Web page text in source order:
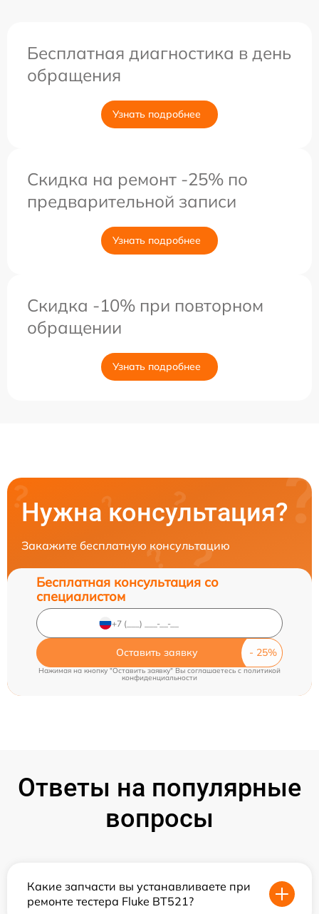
Бесплатная диагностика в день
обращения
Узнать подробнее
Скидка на ремонт -25% по
предварительной записи
Узнать подробнее
Скидка -10% при повторном
обращении
Узнать подробнее
Нужна консультация?
Закажите бесплатную консультацию
Бесплатная консультация со
специалистом
Оставить заявку
Нажимая на кнопку "Оставить заявку" Вы соглашаетесь cполитикой
конфиденциальности
Ответы на популярные
вопросы
Какие запчасти вы устанавливаете при
ремонте тестера Fluke BT521?